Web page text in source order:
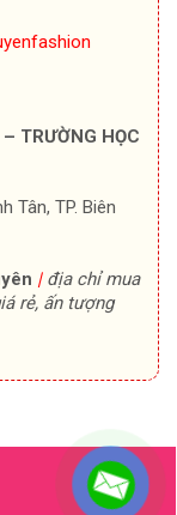
TRƯỜNG HỌC
Tân, TP. Biên
| địa chỉ mua
rẻ, ấn tượng